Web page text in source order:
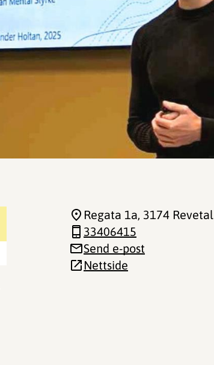
Regata 1a, 3174 Revetal
33406415
Send e-post
Nettside